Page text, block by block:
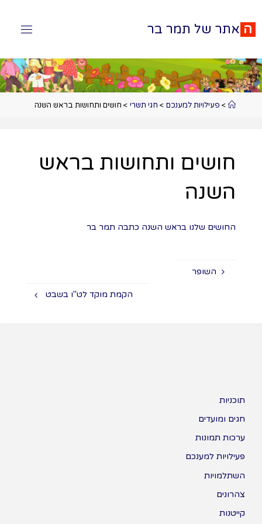
ה אתר של תמר בר
> פעילויות למענכם> חגי תשרי> חושים ותחושות בראש השנה
חושים ותחושות בראש
השנה
החושים שלנו בראש השנה כתבה תמר בר
השופר
הקמת מוקד לט"ו בשבט
תוכניות
חגים ומועדים
ערכות תמונות
פעילויות למענכם
השתלמויות
צהרונים
קייטנות